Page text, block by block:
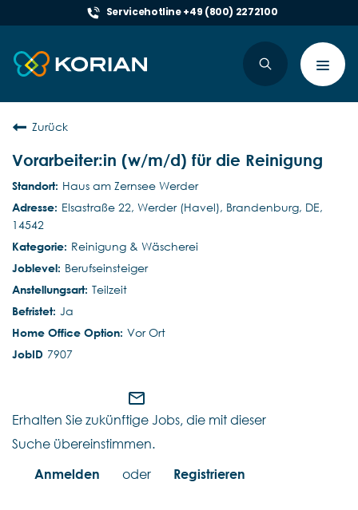
Servicehotline +49 (800) 2272100
Zurück
Vorarbeiter:in (w/m/d) für die Reinigung
Haus am Zernsee Werder
Elsastraße 22, Werder (Havel), Brandenburg, DE,
14542
Reinigung & Wäscherei
Berufseinsteiger
Teilzeit
Ja
Vor Ort
7907
mail_outline
Erhalten Sie zukünftige Jobs, die mit dieser
Suche übereinstimmen.
Anmelden
oder Registrieren